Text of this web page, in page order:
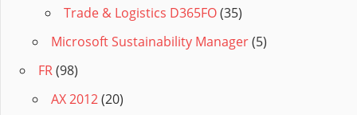
Trade & Logistics D365FO(35)
Microsoft Sustainability Manager(5)
FR(98)
AX 2012(20)